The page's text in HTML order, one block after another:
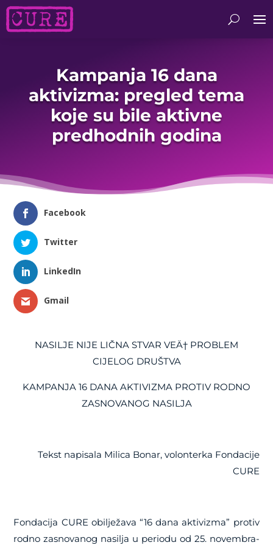
Kampanja 16 dana
aktivizma: pregled tema
koje su bile aktivne
predhodnih godina
Facebook
Twitter
LinkedIn
Gmail
NASILJE NIJE LIČNA STVAR VEÄ† PROBLEM
CIJELOG DRUŠTVA
KAMPANJA 16 DANA AKTIVIZMA PROTIV RODNO
ZASNOVANOG NASILJA
Tekst napisala Milica Bonar, volonterka Fondacije
CURE
Fondacija CURE obilježava “16 dana aktivizma” protiv
rodno zasnovanog nasilja u periodu od 25. novembra-